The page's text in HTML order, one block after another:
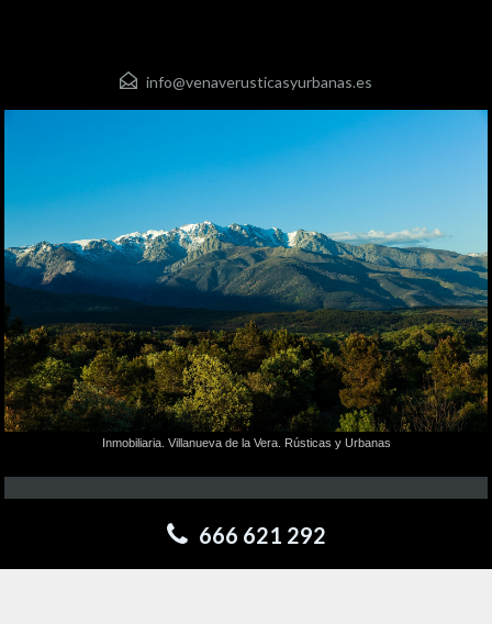
info@venaverusticasyurbanas.es
Inmobiliaria. Villanueva de la Vera. Rústicas y Urbanas
666 621 292